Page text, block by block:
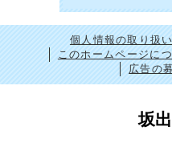
個人情報の取り扱
このホームページに
広告の
坂